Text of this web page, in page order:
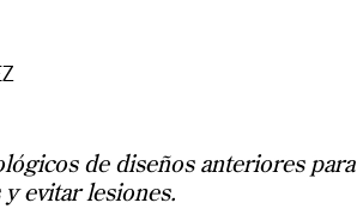
de diseños anteriores para
evitar lesiones.